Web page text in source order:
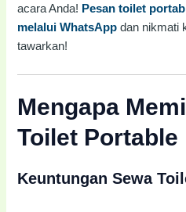
acara Anda! Pesan toilet
melalui WhatsApp dan nikmati
tawarkan!
Mengapa
Toilet Portable
Keuntungan Sewa